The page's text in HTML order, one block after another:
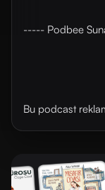
----- Podbee
Bu podcast